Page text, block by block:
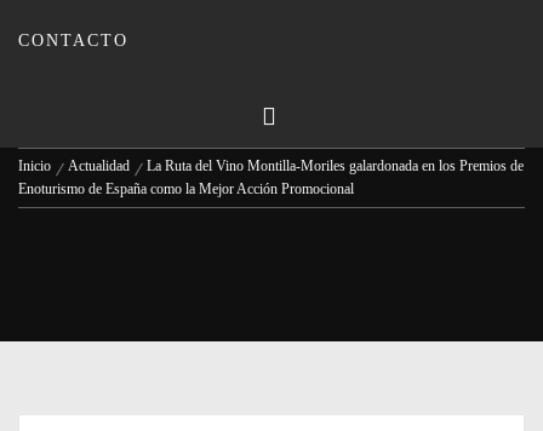
CONTACTO
Mejor Acción Promocional
Carmina Leiva
Inicio Actualidad
La Ruta del Vino Montilla-Moriles galardonada en los Premios de
Enoturismo de España como la Mejor Acción Promocional